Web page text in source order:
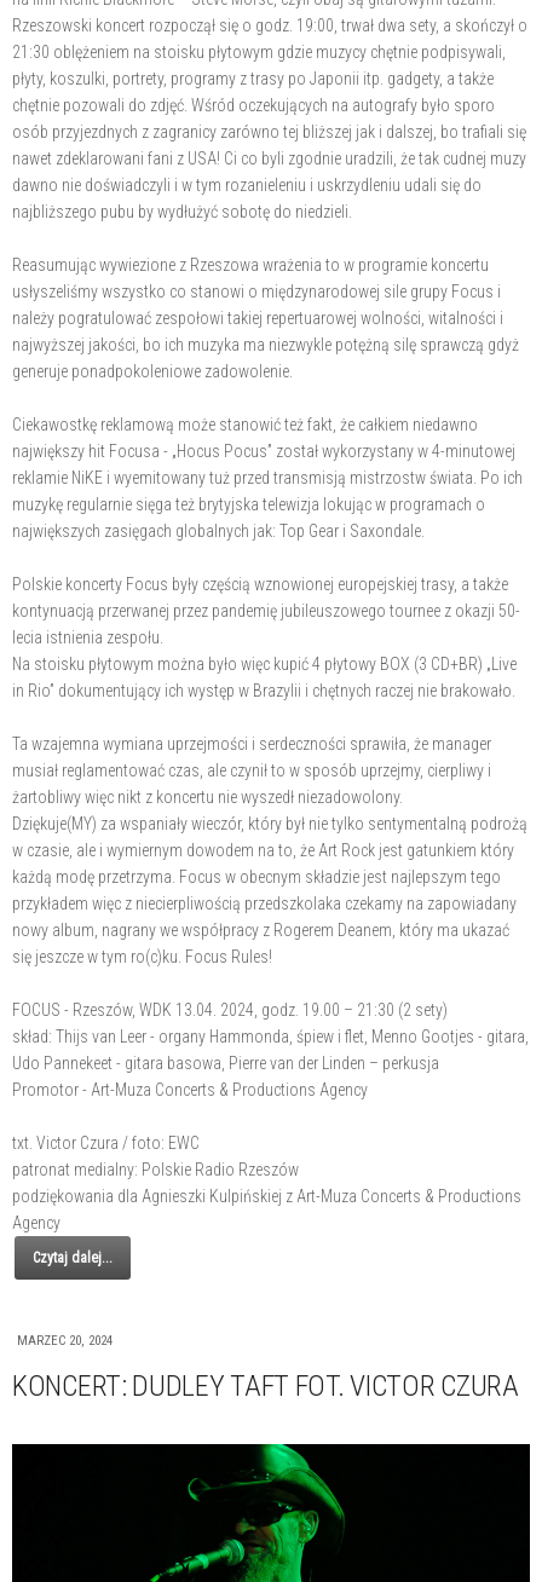
Rzeszowski koncert rozpoczął się o godz. 19:00, trwał dwa sety, a skończył o
21:30 oblężeniem na stoisku płytowym gdzie muzycy chętnie podpisywali,
płyty, koszulki, portrety, programy z trasy po Japonii itp. gadgety, a także
chętnie pozowali do zdjęć. Wśród oczekujących na autografy było sporo
osób przyjezdnych z zagranicy zarówno tej bliższej jak i dalszej, bo trafiali się
nawet zdeklarowani fani z USA! Ci co byli zgodnie uradzili, że tak cudnej muzy
dawno nie doświadczyli i w tym rozanieleniu i uskrzydleniu udali się do
najbliższego pubu by wydłużyć sobotę do niedzieli.
Reasumując wywiezione z Rzeszowa wrażenia to w programie koncertu
usłyszeliśmy wszystko co stanowi o międzynarodowej sile grupy Focus i
należy pogratulować zespołowi takiej repertuarowej wolności, witalności i
najwyższej jakości, bo ich muzyka ma niezwykle potężną silę sprawczą gdyż
generuje ponadpokoleniowe zadowolenie.
Ciekawostkę reklamową może stanowić też fakt, że całkiem niedawno
największy hit Focusa - „Hocus Pocus” został wykorzystany w 4-minutowej
reklamie NiKE i wyemitowany tuż przed transmisją mistrzostw świata. Po ich
muzykę regularnie sięga też brytyjska telewizja lokując w programach o
największych zasięgach globalnych jak: Top Gear i Saxondale.
Polskie koncerty Focus były częścią wznowionej europejskiej trasy, a także
kontynuacją przerwanej przez pandemię jubileuszowego tournee z okazji 50-
lecia istnienia zespołu.
Na stoisku płytowym można było więc kupić 4 płytowy BOX (3 CD+BR) „Live
in Rio” dokumentujący ich występ w Brazylii i chętnych raczej nie brakowało.
Ta wzajemna wymiana uprzejmości i serdeczności sprawiła, że manager
musiał reglamentować czas, ale czynił to w sposób uprzejmy, cierpliwy i
żartobliwy więc nikt z koncertu nie wyszedł niezadowolony.
Dziękuje(MY) za wspaniały wieczór, który był nie tylko sentymentalną podrożą
w czasie, ale i wymiernym dowodem na to, że Art Rock jest gatunkiem który
każdą modę przetrzyma. Focus w obecnym składzie jest najlepszym tego
przykładem więc z niecierpliwością przedszkolaka czekamy na zapowiadany
nowy album, nagrany we współpracy z Rogerem Deanem, który ma ukazać
się jeszcze w tym ro(c)ku. Focus Rules!
FOCUS - Rzeszów, WDK 13.04. 2024, godz. 19.00 – 21:30 (2 sety)
skład: Thijs van Leer - organy Hammonda, śpiew i flet, Menno Gootjes - gitara,
Udo Pannekeet - gitara basowa, Pierre van der Linden – perkusja
Promotor - Art-Muza Concerts & Productions Agency
txt. Victor Czura / foto: EWC
patronat medialny: Polskie Radio Rzeszów
podziękowania dla Agnieszki Kulpińskiej z Art-Muza Concerts & Productions
Agency
Czytaj dalej...
MARZEC 20, 2024
KONCERT: DUDLEY TAFT FOT. VICTOR CZURA